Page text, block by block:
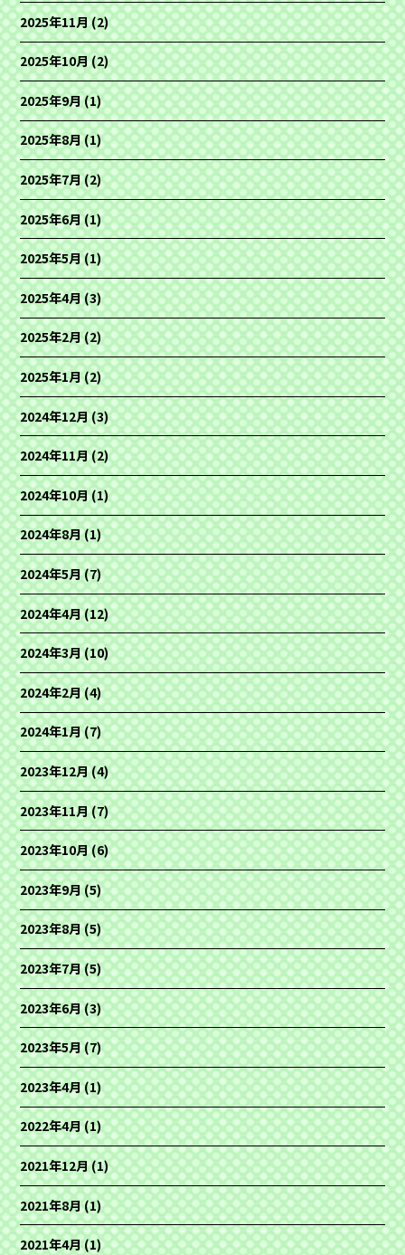
2025年11月(2)
2025年10月(2)
2025年9月(1)
2025年8月(1)
2025年7月(2)
2025年6月(1)
2025年5月(1)
2025年4月(3)
2025年2月(2)
2025年1月(2)
2024年12月(3)
2024年11月(2)
2024年10月(1)
2024年8月(1)
2024年5月(7)
2024年4月(12)
2024年3月(10)
2024年2月(4)
2024年1月(7)
2023年12月(4)
2023年11月(7)
2023年10月(6)
2023年9月(5)
2023年8月(5)
2023年7月(5)
2023年6月(3)
2023年5月(7)
2023年4月(1)
2022年4月(1)
2021年12月(1)
2021年8月(1)
2021年4月(1)